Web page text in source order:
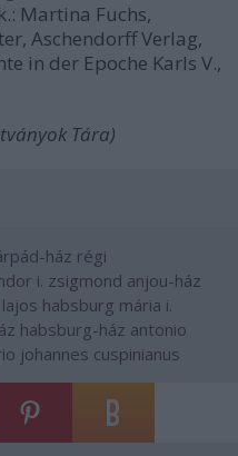
Martina Fuchs,
Aschendorff Verlag,
in der Epoche Karls V.,
Tára)
ház régi
i. zsigmond anjou-ház
habsburg mária i.
habsburg-ház antonio
johannes cuspinianus